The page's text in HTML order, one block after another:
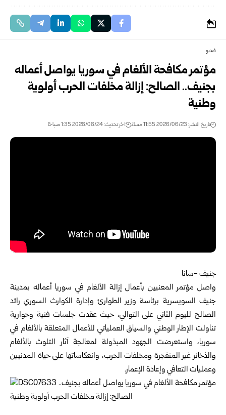
فيديو
مؤتمر مكافحة الألغام في سوريا يواصل أعماله
بجنيف.. الصالح: إزالة ‏مخلفات الحرب أولوية
وطنية
تاريخ النشر: 2026/06/23 11:55 مساءً اخر تحديث: 2026/06/24 1:35 صباحًا
جنيف -سانا‏
واصل مؤتمر المعنيين بأعمال إزالة الألغام في سوريا أعماله بمدينة
جنيف ‏السويسرية برئاسة وزير الطوارئ وإدارة الكوارث السوري رائد
الصالح ‏لليوم الثاني على التوالي، حيث عقدت جلسات فنية وحوارية
تناولت الإطار ‏الوطني والسياق العملياتي للأعمال المتعلقة بالألغام في
سوريا، واستعرضت ‏الجهود المبذولة لمعالجة آثار التلوث بالألغام
والذخائر غير المنفجرة ‏ومخلفات الحرب، وانعكاساتها على حياة المدنيين
وعمليات التعافي وإعادة ‏الإعمار.‏